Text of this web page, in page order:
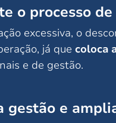
o processo
excessiva, o
já que coloca
e de gestão.
e